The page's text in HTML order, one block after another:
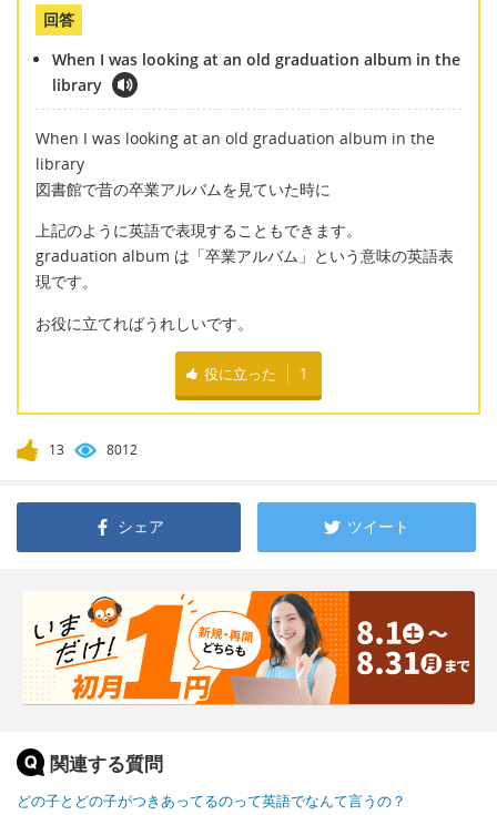
回答
When I was looking at an old graduation album in the
library
When I was looking at an old graduation album in the
library
図書館で昔の卒業アルバムを見ていた時に
上記のように英語で表現することもできます。
graduation album は「卒業アルバム」という意味の英語表
現です。
お役に立てればうれしいです。
役に立った 1
13 8012
シェア ツイート
関連する質問
どの子とどの子がつきあってるのって英語でなんて言うの？